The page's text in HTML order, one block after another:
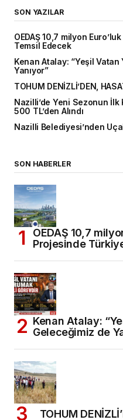
SON YAZILAR
OEDAŞ 10,7 milyon
Temsil Edecek
Kenan Atalay: “Yeşil
Yanıyor”
TOHUM DENİZLİ’DEN,
Nazilli’de Yeni Sezonun
500 TL’den Alındı
Nazilli Belediyesi’nden
SON HABERLER
OEDAŞ 10,7
Projesinde
Kenan Atalay:
Geleceğimiz de
TOHUM